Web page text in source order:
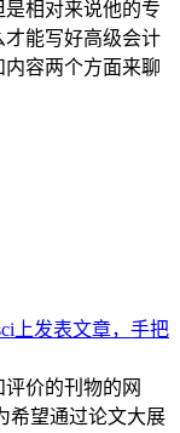
相对来说他的专
能写好高级会计
容两个方面来聊
上发表文章，手把
价的刊物的网
希望通过论文大展